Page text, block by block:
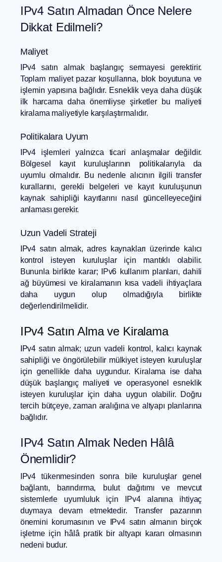
IPv4 Satın Almadan Önce Nelere
Dikkat Edilmeli?
Maliyet
IPv4 satın almak başlangıç sermayesi gerektirir.
Toplam maliyet pazar koşullarına, blok boyutuna ve
işlemin yapısına bağlıdır. Esneklik veya daha düşük
ilk harcama daha önemliyse şirketler bu maliyeti
kiralama maliyetiyle karşılaştırmalıdır.
Politikalara Uyum
IPv4 işlemleri yalnızca ticari anlaşmalar değildir.
Bölgesel kayıt kuruluşlarının politikalarıyla da
uyumlu olmalıdır. Bu nedenle alıcının ilgili transfer
kurallarını, gerekli belgeleri ve kayıt kuruluşunun
kaynak sahipliği kayıtlarını nasıl güncelleyeceğini
anlaması gerekir.
Uzun Vadeli Strateji
IPv4 satın almak, adres kaynakları üzerinde kalıcı
kontrol isteyen kuruluşlar için mantıklı olabilir.
Bununla birlikte karar; IPv6 kullanım planları, dahili
ağ büyümesi ve kiralamanın kısa vadeli ihtiyaçlara
daha uygun olup olmadığıyla birlikte
değerlendirilmelidir.
IPv4 Satın Alma ve Kiralama
IPv4 satın almak; uzun vadeli kontrol, kalıcı kaynak
sahipliği ve öngörülebilir mülkiyet isteyen kuruluşlar
için genellikle daha uygundur. Kiralama ise daha
düşük başlangıç maliyeti ve operasyonel esneklik
isteyen kuruluşlar için daha uygun olabilir. Doğru
tercih bütçeye, zaman aralığına ve altyapı planlarına
bağlıdır.
IPv4 Satın Almak Neden Hâlâ
Önemlidir?
IPv4 tükenmesinden sonra bile kuruluşlar genel
bağlantı, barındırma, bulut dağıtımı ve mevcut
sistemlerle uyumluluk için IPv4 alanına ihtiyaç
duymaya devam etmektedir. Transfer pazarının
önemini korumasının ve IPv4 satın almanın birçok
işletme için hâlâ pratik bir altyapı kararı olmasının
nedeni budur.